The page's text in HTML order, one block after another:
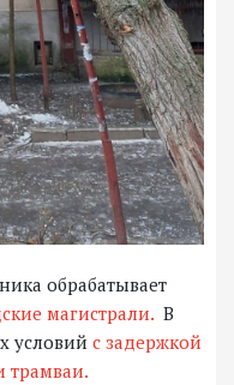
обрабатывает
магистрали. В
условий с задержкой
трамваи.